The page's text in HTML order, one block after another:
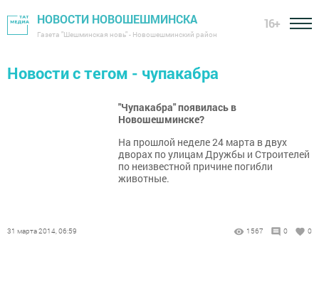
НОВОСТИ НОВОШЕШМИНСКА
Газета "Шешминская новь" - Новошешминский район
16+
Новости с тегом - чупакабра
"Чупакабра" появилась в
Новошешминске?
На прошлой неделе 24 марта в двух
дворах по улицам Дружбы и Строителей
по неизвестной причине погибли
животные.
31 марта 2014, 06:59 1567 0 0